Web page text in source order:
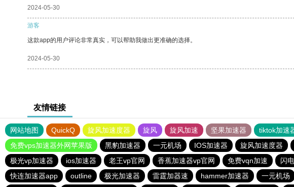
2024-05-30
游客
这款app的用户评论非常真实，可以帮助我做出更准确的选择。
2024-05-30
友情链接
网站地图 QuickQ 旋风加速度器 旋风 旋风加速 坚果加速器 tiktok加速
免费vps加速器外网苹果版
黑豹加速器 一元机场 IOS加速器 旋风加速度器
极光vp加速器
ios加速器 老王vp官网 香蕉加速器vp官网 免费vqn加速 闪
快连加速器app
outline 极光加速器 雷霆加器速 hammer加速器 一元机场